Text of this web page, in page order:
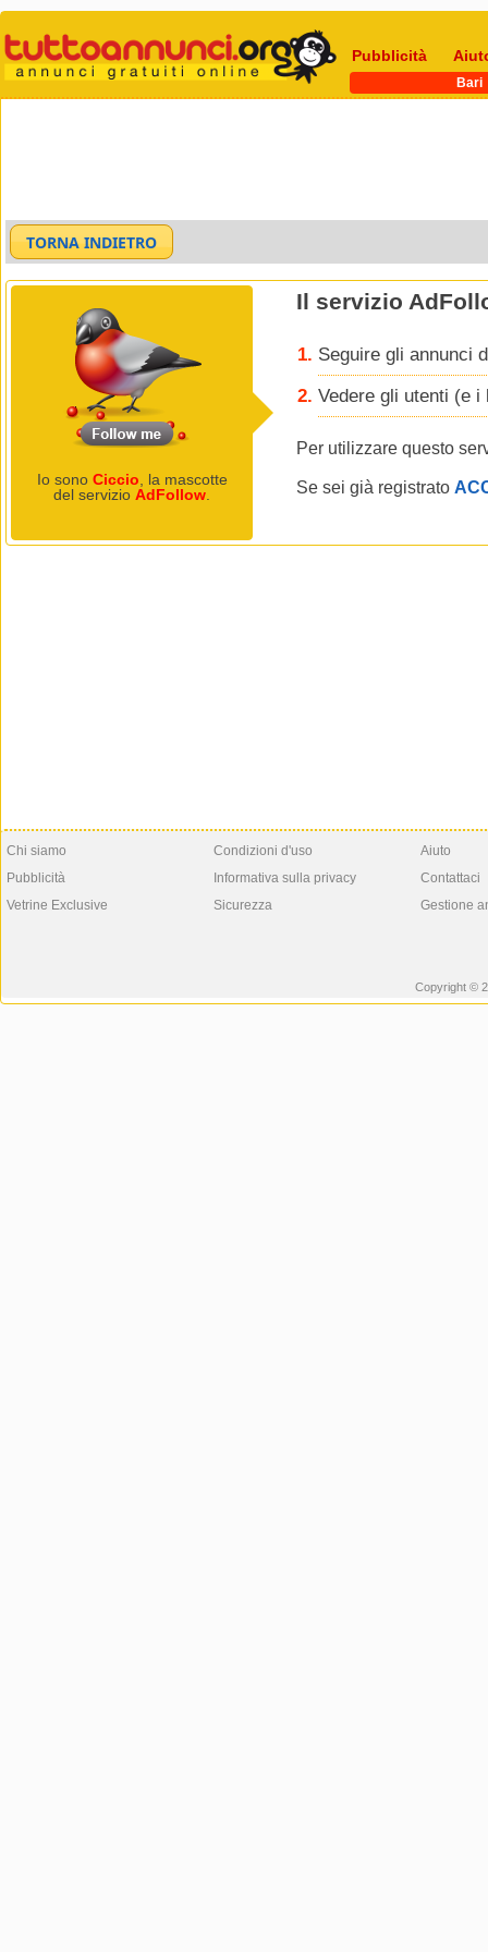
Pubblicità
Bari
Io sono Ciccio , la mascotte
del servizio AdFollow
Il servizio
Seguire gli annunci
Vedere gli utenti (e i
Per utilizzare questo
Se sei già registrato
Chi siamo
Pubblicità
Vetrine Exclusive
Condizioni d'uso
Informativa sulla privacy
Sicurezza
Aiuto
Contattaci
Gestione
Copyright ©